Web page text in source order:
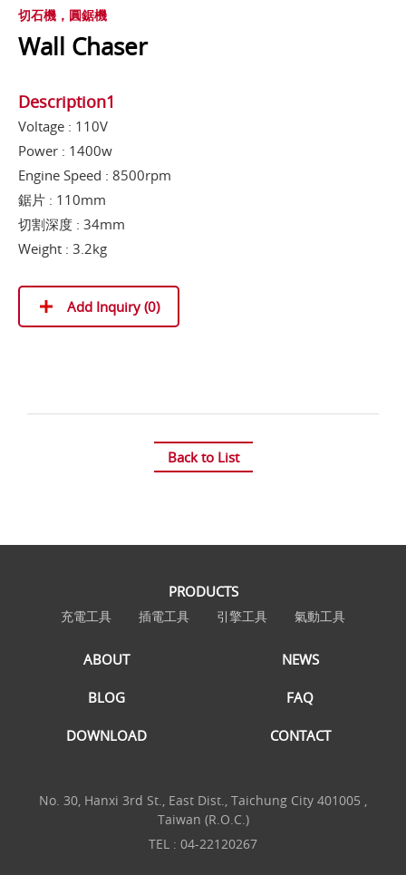
切石機，圓鋸機
Wall Chaser
Description1
Voltage : 110V
Power : 1400w
Engine Speed : 8500rpm
鋸片 : 110mm
切割深度 : 34mm
Weight : 3.2kg
Add Inquiry (0)
Back to List
PRODUCTS
充電工具 插電工具 引擎工具 氣動工具
ABOUT NEWS
BLOG FAQ
DOWNLOAD CONTACT
No. 30, Hanxi 3rd St., East Dist., Taichung City 401005 ,
Taiwan (R.O.C.)
TEL : 04-22120267